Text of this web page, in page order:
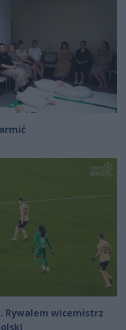
Rywalem wicemistrz